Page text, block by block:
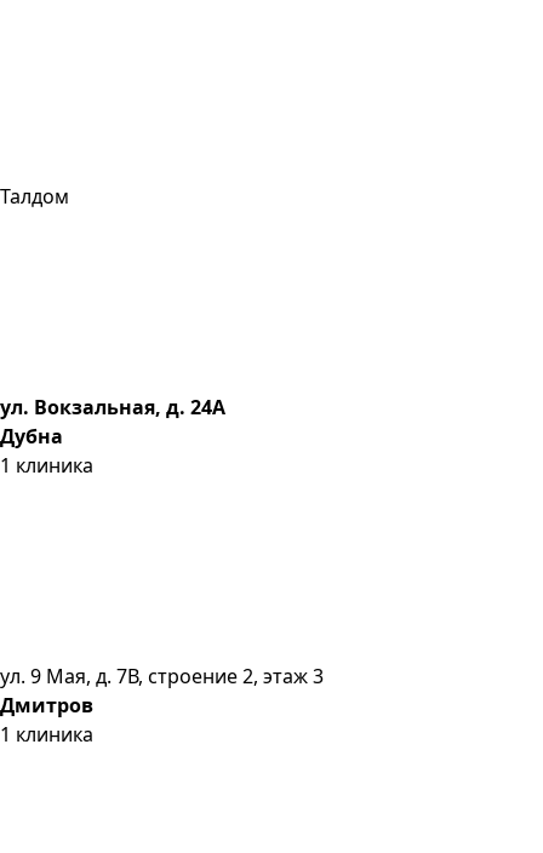
Талдом
ул. Вокзальная, д. 24А
Дубна
1 клиника
ул. 9 Мая, д. 7В, строение 2, этаж 3
Дмитров
1 клиника